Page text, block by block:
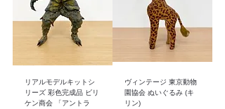
リアルモデルキットシ
リーズ 彩色完成品 ビリ
ケン商会 「アントラ
ヴィンテージ 東京動物
園協会 ぬいぐるみ (キ
リン)